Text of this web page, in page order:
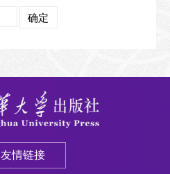
并为系统和深入地探讨世界范
确定
友情链接